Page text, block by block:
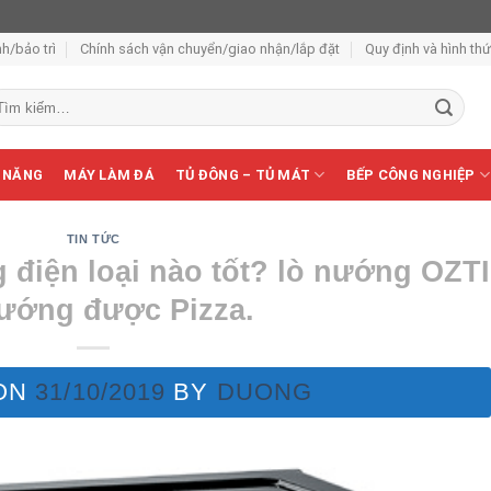
bảo trì Chính sách vận chuyển/giao nhận/lắp đặt Quy định và hình
MÁY LÀM ĐÁ TỦ ĐÔNG – TỦ MÁT BẾP CÔNG NGHIỆP
TIN TỨC
điện loại nào tốt? lò nướng OZTI
được Pizza.
31/10/2019 BY DUONG